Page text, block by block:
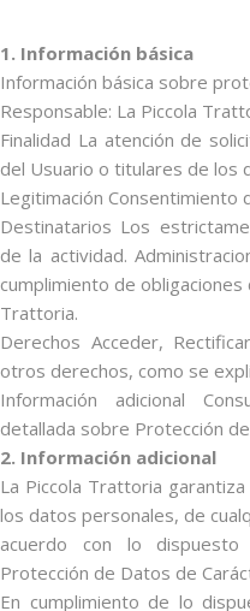
1. Información básica
Información básica sobre
Responsable: La Piccola
Finalidad La atención de
del Usuario o titulares de los
Legitimación Consentimiento
Destinatarios Los
de la actividad.
cumplimiento de
Trattoria.
Derechos Acceder,
otros derechos, como se
Información adicional
detallada sobre Protección
2. Información adicional
La Piccola Trattoria
los datos personales, de
acuerdo con lo
Protección de Datos de
En cumplimiento de lo